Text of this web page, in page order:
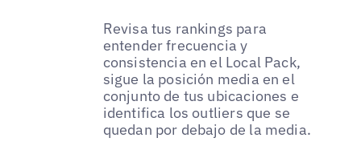
Revisa tus rankings para
entender frecuencia y
consistencia en el Local Pack,
sigue la posición media en el
conjunto de tus ubicaciones e
identifica los outliers que se
quedan por debajo de la media.